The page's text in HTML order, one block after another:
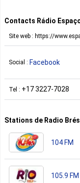
Contacts Rádio
Site web : https://
Social : Facebook
Tel : +17 3227-7028
Stations de Radio
104 FM
105.9